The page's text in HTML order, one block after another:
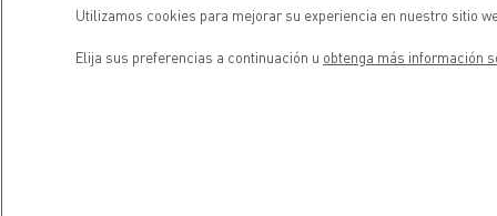
una estación de carga de 350 kW como mínimo cada
60 km en las rutas principales y cada 120 km en las
redes ampliadas para 2030
Utilizamos cookies para mejorar su experiencia en nuestro sitio
Elija sus preferencias a continuación u obtenga más información